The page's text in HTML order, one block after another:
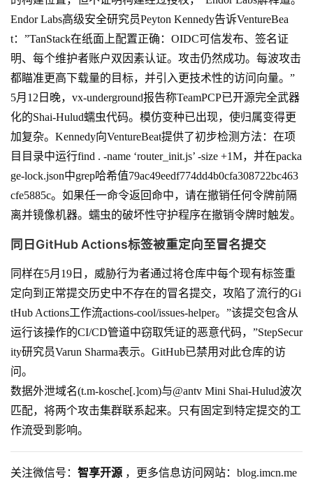
Endor Labs高级安全研究员Peyton Kennedy告诉VentureBea
t：”TanStack在纸面上配置正确：OIDC可信发布、签名证
明、每个维护者账户双因素认证。攻击仍然成功。每波攻击
都瞄准更高下载量的目标，并引入更技术性的访问向量。”
5月12日晚，vx-underground报告称TeamPCP已开源完全武器
化的Shai-Hulud蠕虫代码。模仿变种已出现，使归属变得更
加复杂。Kennedy向VentureBeat提供了初步检测方法：在项
目目录中运行find . -name ‘router_init.js’ -size +1M，并在packa
ge-lock.json中grep哈希值79ac49eedf774dd4b0cfa308722bc463
cfe5885c。如果任一命令返回命中，请在撤销任何令牌前隔
离并镜像机器。蠕虫的破坏性守护程序在撤销令牌时触发。
同日GitHub Actions标签被重定向至冒名提交
同样在5月19日，威胁行为者通过将仓库中每个现有标签重
定向到正常提交历史中不存在的冒名提交，攻陷了流行的Gi
tHub Actions工作流actions-cool/issues-helper。”该提交包含从
运行该操作的CI/CD管道中窃取凭证的恶意代码，”StepSecur
ity研究员Varun Sharma表示。GitHub已禁用对此仓库的访
问。
数据外泄域名(t.m-kosche[.]com)与@antv Mini Shai-Hulud波次
匹配，将两个攻击集群联系起来。只有固定到特定提交的工
作流受到影响。
关注微信号： 智享开源 ，更多信息访问网站：blog.imcn.me